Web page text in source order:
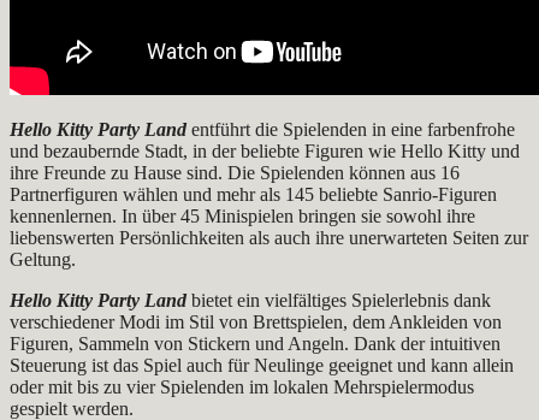
Hello Kitty Party Land entführt die Spielenden in eine farbenfrohe
und bezaubernde Stadt, in der beliebte Figuren wie Hello Kitty und
ihre Freunde zu Hause sind. Die Spielenden können aus 16
Partnerfiguren wählen und mehr als 145 beliebte Sanrio-Figuren
kennenlernen. In über 45 Minispielen bringen sie sowohl ihre
liebenswerten Persönlichkeiten als auch ihre unerwarteten Seiten zur
Geltung.
Hello Kitty Party Land bietet ein vielfältiges Spielerlebnis dank
verschiedener Modi im Stil von Brettspielen, dem Ankleiden von
Figuren, Sammeln von Stickern und Angeln. Dank der intuitiven
Steuerung ist das Spiel auch für Neulinge geeignet und kann allein
oder mit bis zu vier Spielenden im lokalen Mehrspielermodus
gespielt werden.